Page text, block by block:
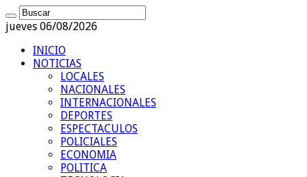
jueves 06/08/2026
INICIO
NOTICIAS
LOCALES
NACIONALES
INTERNACIONALES
DEPORTES
ESPECTACULOS
POLICIALES
ECONOMIA
POLITICA